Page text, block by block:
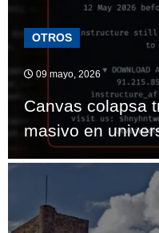
OTROS
09 mayo, 2026
Canvas colapsa
masivo en